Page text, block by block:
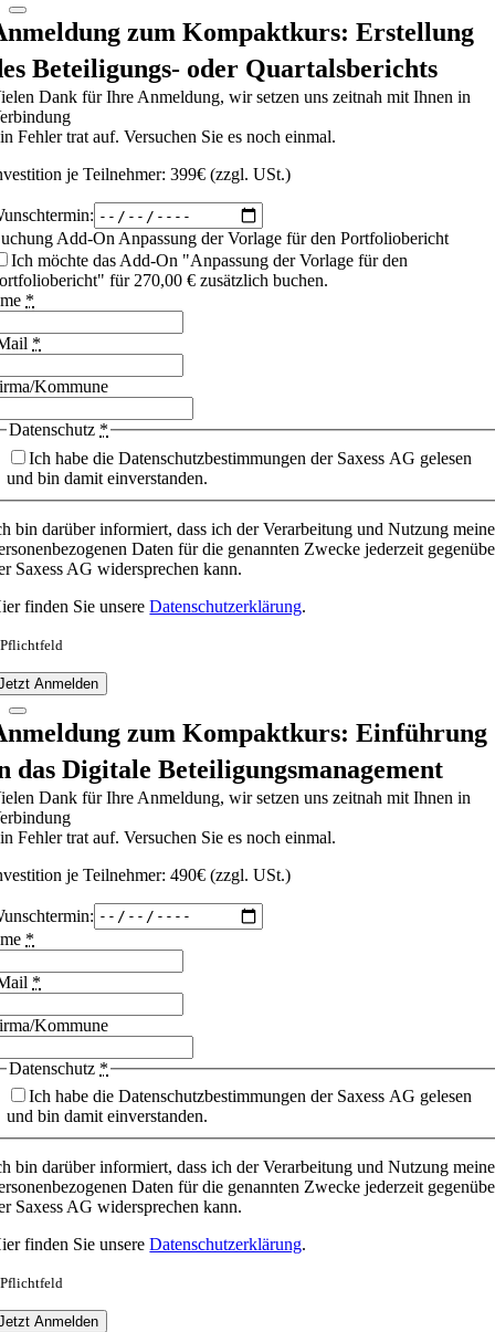
zum Kompaktkurs: Erstellung
Beteiligungs- oder Quartalsberichts
Dank für Ihre Anmeldung, wir setzen uns zeitnah mit Ihnen in
Fehler trat auf. Versuchen Sie es noch einmal.
je Teilnehmer: 399€ (zzgl. USt.)
Add-On Anpassung der Vorlage für den Portfoliobericht
Ich möchte das Add-On "Anpassung der Vorlage für den
für 270,00 € zusätzlich buchen.
*
*
Kommune
Datenschutz *
Ich habe die Datenschutzbestimmungen der Saxess AG gelesen
und bin damit einverstanden.
bin darüber informiert, dass ich der Verarbeitung und Nutzung
Daten für die genannten Zwecke jederzeit
Saxess AG widersprechen kann.
finden Sie unsereDatenschutzerklärung.
Anmelden
zum Kompaktkurs: Einführung
das Digitale Beteiligungsmanagement
Dank für Ihre Anmeldung, wir setzen uns zeitnah mit Ihnen in
Fehler trat auf. Versuchen Sie es noch einmal.
je Teilnehmer: 490€ (zzgl. USt.)
*
*
Kommune
Datenschutz *
Ich habe die Datenschutzbestimmungen der Saxess AG gelesen
und bin damit einverstanden.
bin darüber informiert, dass ich der Verarbeitung und Nutzung
Daten für die genannten Zwecke jederzeit
Saxess AG widersprechen kann.
finden Sie unsereDatenschutzerklärung.
Anmelden